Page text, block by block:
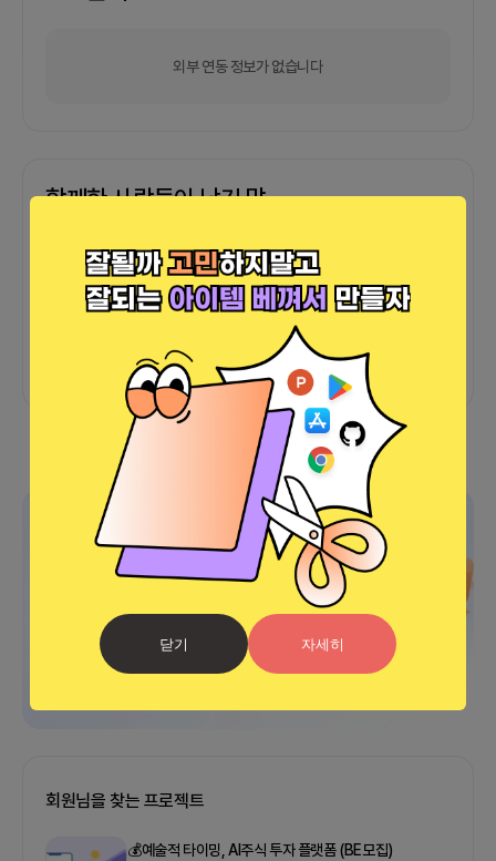
닫기 자세히
외부 연동 정보가 없습니다
함께한 사람들이 남긴 말
커피챗 0 프로젝트 0 프로챗
아직 후기가 도착하지 않았습니다
회원님을 찾는 프로젝트
💰예술적 타이밍, AI주식 투자 플랫폼 (BE모집)